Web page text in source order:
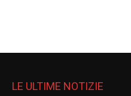
LE ULTIME NOTIZIE